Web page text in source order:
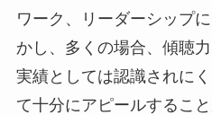
ワーク、リーダーシップ
かし、多くの場合、傾聴
実績としては認識されに
て十分にアピールするこ